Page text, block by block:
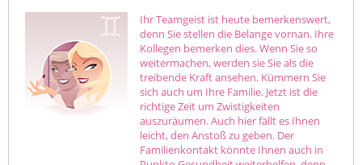
Ihr Teamgeist ist heute bemerkenswert,
denn Sie stellen die Belange vornan. Ihre
Kollegen bemerken dies. Wenn Sie so
weitermachen, werden sie Sie als die
treibende Kraft ansehen. Kümmern Sie
sich auch um Ihre Familie. Jetzt ist die
richtige Zeit um Zwistigkeiten
auszuräumen. Auch hier fällt es Ihnen
leicht, den Anstoß zu geben. Der
Familienkontakt könnte Ihnen auch in